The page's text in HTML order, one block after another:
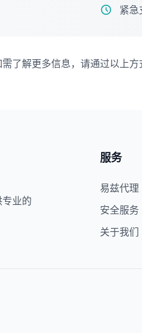
紧急
需了解更多信息，请通过以上方
业的
服务
易兹代理
安全服务
关于我们